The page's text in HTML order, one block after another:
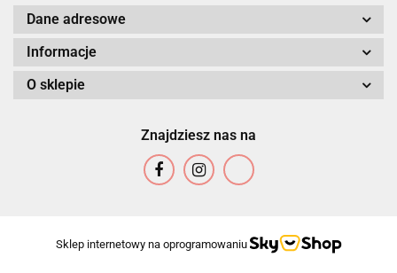
Dane adresowe
Informacje
O sklepie
Znajdziesz nas na
Sklep internetowy na oprogramowaniu